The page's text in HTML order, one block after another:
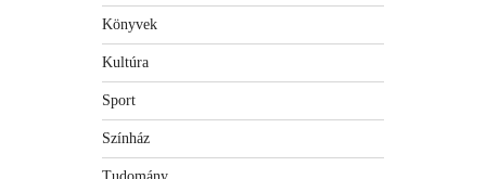
Könyvek
Kultúra
Sport
Színház